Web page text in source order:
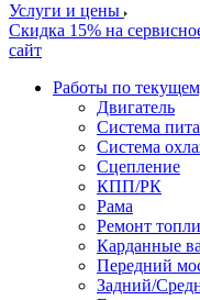
Услуги и цены
Скидка 15% на
сайт
Работы по
Двигатель
Система
Система
Сцепление
КПП/РК
Рама
Ремонт
Карданные
Передний
Задний/